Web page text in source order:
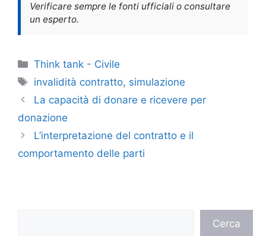
Verificare sempre le fonti ufficiali o consultare
un esperto.
Categorie
Think tank - Civile
Tag
invalidità contratto, simulazione
La capacità di donare e ricevere per
donazione
L’interpretazione del contratto e il
comportamento delle parti
Cerca